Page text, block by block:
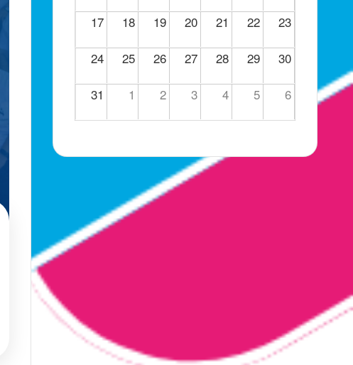
17 18 19 20 21 22 23
24 25 26 27 28 29 30
31 1 2 3 4 5 6